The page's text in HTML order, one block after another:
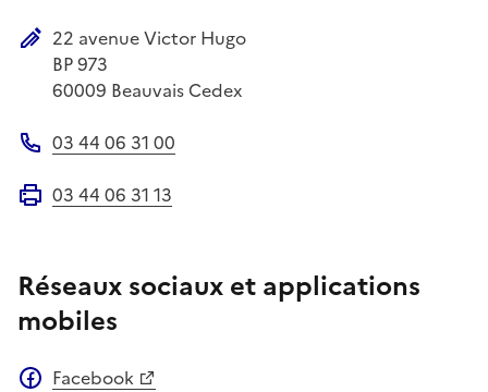
Adresse postale
22 avenue Victor Hugo
BP 973
60009 Beauvais Cedex
03 44 06 31 00
03 44 06 31 13
Réseaux sociaux et applications
mobiles
Facebook